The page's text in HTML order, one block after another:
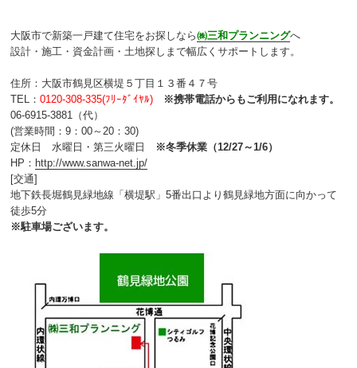
大阪市で新築一戸建て住宅をお探しなら㈱三和プランニングへ
設計・施工・資金計画・土地探しまで幅広くサポートします。
住所：大阪市鶴見区横堤５丁目１３番４７号
TEL：0120-308-335(ﾌﾘｰﾀﾞｲﾔﾙ)
※携帯電話からもご利用になれます。
06-6915-3881（代）
(営業時間：9：00～20：30)
定休日 水曜日・第三火曜日
※冬季休業（12/27～1/6）
HP： http://www.sanwa-net.jp/
[交通]
地下鉄長堀鶴見緑地線「横堤駅」5番出口より鶴見緑地方面に向かって
徒歩5分
※駐車場ございます。